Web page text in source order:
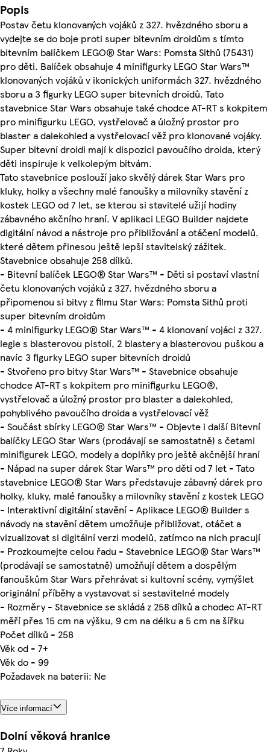
Popis
Postav četu klonovaných vojáků z 327. hvězdného sboru a
vydejte se do boje proti super bitevním droidům s tímto
bitevním balíčkem LEGO® Star Wars: Pomsta Sithů (75431)
pro děti. Balíček obsahuje 4 minifigurky LEGO Star Wars™
klonovaných vojáků v ikonických uniformách 327. hvězdného
sboru a 3 figurky LEGO super bitevních droidů. Tato
stavebnice Star Wars obsahuje také chodce AT-RT s kokpitem
pro minifigurku LEGO, vystřelovač a úložný prostor pro
blaster a dalekohled a vystřelovací věž pro klonované vojáky.
Super bitevní droidi mají k dispozici pavoučího droida, který
děti inspiruje k velkolepým bitvám.
Tato stavebnice poslouží jako skvělý dárek Star Wars pro
kluky, holky a všechny malé fanoušky a milovníky stavění z
kostek LEGO od 7 let, se kterou si stavitelé užijí hodiny
zábavného akčního hraní. V aplikaci LEGO Builder najdete
digitální návod a nástroje pro přibližování a otáčení modelů,
které dětem přinesou ještě lepší stavitelský zážitek.
Stavebnice obsahuje 258 dílků.
- Bitevní balíček LEGO® Star Wars™ - Děti si postaví vlastní
četu klonovaných vojáků z 327. hvězdného sboru a
připomenou si bitvy z filmu Star Wars: Pomsta Sithů proti
super bitevním droidům
- 4 minifigurky LEGO® Star Wars™ - 4 klonovaní vojáci z 327.
legie s blasterovou pistolí, 2 blastery a blasterovou puškou a
navíc 3 figurky LEGO super bitevních droidů
- Stvořeno pro bitvy Star Wars™ - Stavebnice obsahuje
chodce AT-RT s kokpitem pro minifigurku LEGO®,
vystřelovač a úložný prostor pro blaster a dalekohled,
pohyblivého pavoučího droida a vystřelovací věž
- Součást sbírky LEGO® Star Wars™ - Objevte i další Bitevní
balíčky LEGO Star Wars (prodávají se samostatně) s četami
minifigurek LEGO, modely a doplňky pro ještě akčnější hraní
- Nápad na super dárek Star Wars™ pro děti od 7 let - Tato
stavebnice LEGO® Star Wars představuje zábavný dárek pro
holky, kluky, malé fanoušky a milovníky stavění z kostek LEGO
- Interaktivní digitální stavění - Aplikace LEGO® Builder s
návody na stavění dětem umožňuje přibližovat, otáčet a
vizualizovat si digitální verzi modelů, zatímco na nich pracují
- Prozkoumejte celou řadu - Stavebnice LEGO® Star Wars™
(prodávají se samostatně) umožňují dětem a dospělým
fanouškům Star Wars přehrávat si kultovní scény, vymýšlet
originální příběhy a vystavovat si sestavitelné modely
- Rozměry - Stavebnice se skládá z 258 dílků a chodec AT-RT
měří přes 15 cm na výšku, 9 cm na délku a 5 cm na šířku
Počet dílků - 258
Věk od - 7+
Věk do - 99
Požadavek na baterii: Ne
Více informací
Dolní věková hranice